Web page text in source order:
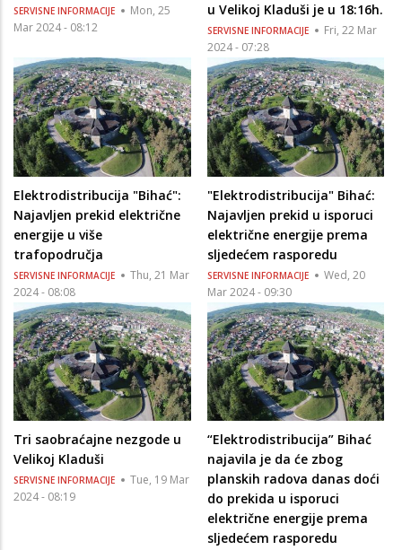
SERVISNE INFORMACIJE
Mon, 25
Mar 2024 - 08:12
u Velikoj Kladuši je u 18:16h.
SERVISNE INFORMACIJE
Fri, 22 Mar
2024 - 07:28
Elektrodistribucija "Bihać":
Najavljen prekid električne
energije u više
trafopodručja
SERVISNE INFORMACIJE
Thu, 21 Mar
2024 - 08:08
"Elektrodistribucija" Bihać:
Najavljen prekid u isporuci
električne energije prema
sljedećem rasporedu
SERVISNE INFORMACIJE
Wed, 20
Mar 2024 - 09:30
Tri saobraćajne nezgode u
Velikoj Kladuši
SERVISNE INFORMACIJE
Tue, 19 Mar
2024 - 08:19
“Elektrodistribucija” Bihać
najavila je da će zbog
planskih radova danas doći
do prekida u isporuci
električne energije prema
sljedećem rasporedu